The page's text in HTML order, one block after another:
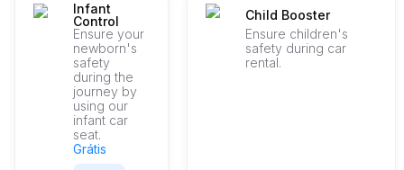
Infant
Control
Ensure your
newborn's
safety
during the
journey by
using our
infant car
seat.
Grátis
Child Booster
Ensure children's
safety during car
rental.